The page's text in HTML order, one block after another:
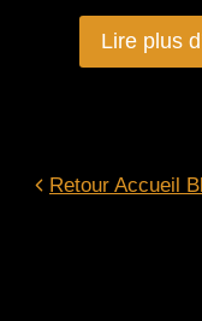
Lire plus
Retour Accueil